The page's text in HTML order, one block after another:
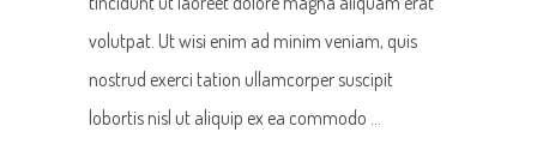
volutpat. Ut wisi enim ad minim veniam, quis
nostrud exerci tation ullamcorper suscipit
lobortis nisl ut aliquip ex ea commodo